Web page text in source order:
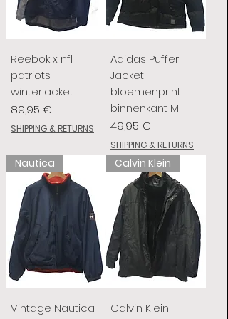
Reebok x nfl
patriots
winterjacket
Prix
89,95 €
SHIPPING & RETURNS
Adidas Puffer
Jacket
bloemenprint
binnenkant M
Prix
49,95 €
SHIPPING & RETURNS
Nautica
Vintage Nautica
Calvin Klein
Calvin Klein